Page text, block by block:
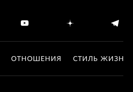
ОТНОШЕНИЯ СТИЛЬ ЖИЗНИ